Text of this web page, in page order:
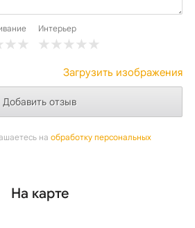
Интерьер
Загрузить изображения
на обработку персональных
На карте